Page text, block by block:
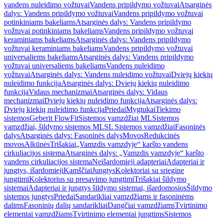
vandens nuleidimo vožtuvaiVandens pripildymo vožtuvaiAtsarginės
dalys: Vandens pripildymo vožtuvaiVandens pripildymo vožtuvai
potinkiniams bakeliamsAtsarginės dalys: Vandens pripildymo
vožtuvai potinkiniams bakeliamsVandens pripildymo vožtuvai
keraminiams bakeliamsAtsarginės dalys: Vandens pripildymo
vožtuvai keraminiams bakeliamsVandens pripildymo vožtuvai
universaliems bakeliamsAtsarginės dalys: Vandens pripildymo
vožtuvai universaliems bakeliamsVandens nuleidimo
vožtuvaiAtsarginės dalys: Vandens nuleidimo vožtuvaiDviejų kiekių
nuleidimo funkcijaAtsarginės dalys: Dviejų kiekių nuleidimo
funkcijaVidaus mechanizmaiAtsarginės dalys: Vidaus
mechanizmaiDviejų kiekių nuleidimo funkcijaAtsarginės dalys:
Dviejų kiekių nuleidimo funkcijaPriedaiMygtukaiTiekimo
sistemosGeberit FlowFitSistemos vamzdžiai MLSistemos
vamzdžiai, šildymo sistemos MLSL Sistemos vamzdžiaiFasoninės
dalysAtsarginės dalys: Fasoninės dalysMovosRedukcinės
movosAlkūnėsTrišakiai„Vamzdis vamzdyje“ karšto vandens
cirkuliacijos sistemaAtsarginės dalys: „Vamzdis vamzdyje“ karšto
vandens cirkuliacijos sistemaNeišardomieji adapteriaiAdapteriai ir
jungtys, išardomiejiKamščiaiJungtysKolektoriai su sriegine
jungtimiKolektorius su presavimo jungtimiTrišakiai šildymo
sistemaiAdapteriai ir jungtys šildymo sistemai, išardomosiosŠildymo
sistemos jungtysPriedaiSandarikliai vamzdžiams ir fasoninėms
dalimsFasoninių dalių sandarikliaiDangčiai vamzdžiamsTvirtinimo
elementai vamzdžiamsTvirtinimo elementai jungtimsSistemos